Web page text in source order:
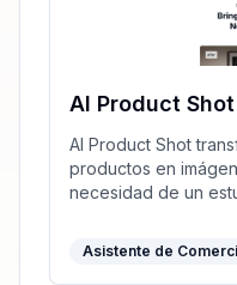
AI Product Shot
AI Product Shot
productos en
necesidad de un
Asistente de